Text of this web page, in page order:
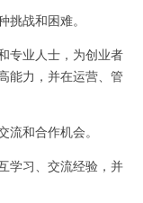
战和困难。
业人士，为创业者
能力，并在运营、管
和合作机会。
习、交流经验，并